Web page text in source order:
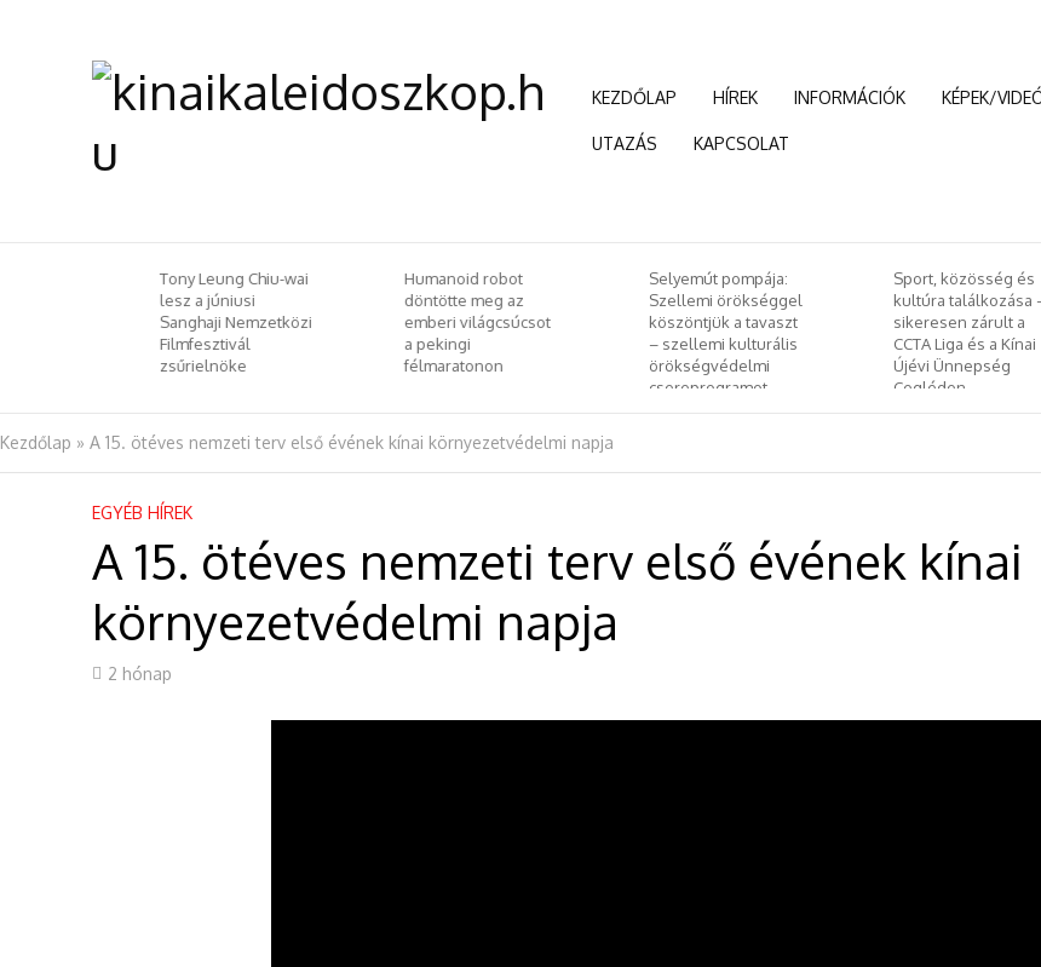
KEZDŐLAP HÍREK INFORMÁCIÓK KÉPEK/
UTAZÁS KAPCSOLAT
Humanoid robot
döntötte meg az
emberi világcsúcsot
a pekingi
félmaratonon
Selyemút pompája:
Szellemi örökséggel
köszöntjük a tavaszt
– szellemi kulturális
örökségvédelmi
Sport, közösség és
kultúra találkozása –
sikeresen zárult a
CCTA Liga és a Kínai
Újévi Ünnepség
Cegléden
Január 24-től kerül
megrendezésre az
idei Budapesti
Nemzetközit
Dokumentumfilm
Fesztivál
Kezdőlap » A 15. ötéves nemzeti terv első évének kínai környezetvédelmi napja
EGYÉB HÍREK
A 15. ötéves nemzeti terv első évének kínai
környezetvédelmi napja
2 hónap